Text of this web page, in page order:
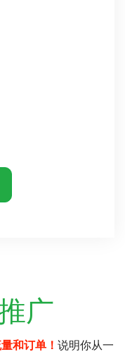
广
和订单！ 说明你从一